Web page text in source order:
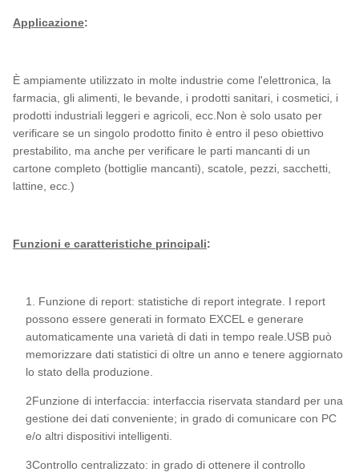
Applicazione:
È ampiamente utilizzato in molte industrie come l'elettronica, la
farmacia, gli alimenti, le bevande, i prodotti sanitari, i cosmetici, i
prodotti industriali leggeri e agricoli, ecc.Non è solo usato per
verificare se un singolo prodotto finito è entro il peso obiettivo
prestabilito, ma anche per verificare le parti mancanti di un
cartone completo (bottiglie mancanti), scatole, pezzi, sacchetti,
lattine, ecc.)
Funzioni e caratteristiche principali:
1. Funzione di report: statistiche di report integrate. I report
possono essere generati in formato EXCEL e generare
automaticamente una varietà di dati in tempo reale.USB può
memorizzare dati statistici di oltre un anno e tenere aggiornato
lo stato della produzione.
2Funzione di interfaccia: interfaccia riservata standard per una
gestione dei dati conveniente; in grado di comunicare con PC
e/o altri dispositivi intelligenti.
3Controllo centralizzato: in grado di ottenere il controllo